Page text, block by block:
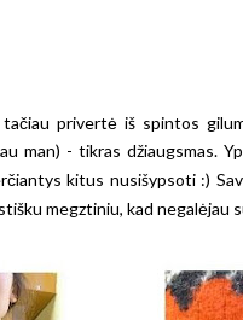
privertė iš spintos
man) - tikras džiaugsmas.
kitus nusišypsoti :)
megztiniu, kad negalėjau